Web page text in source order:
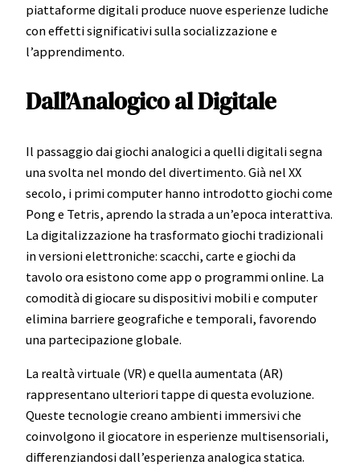
piattaforme digitali produce nuove esperienze ludiche
con effetti significativi sulla socializzazione e
l’apprendimento.
Dall’Analogico al Digitale
Il passaggio dai giochi analogici a quelli digitali segna
una svolta nel mondo del divertimento. Già nel XX
secolo, i primi computer hanno introdotto giochi come
Pong e Tetris, aprendo la strada a un’epoca interattiva.
La digitalizzazione ha trasformato giochi tradizionali
in versioni elettroniche: scacchi, carte e giochi da
tavolo ora esistono come app o programmi online. La
comodità di giocare su dispositivi mobili e computer
elimina barriere geografiche e temporali, favorendo
una partecipazione globale.
La realtà virtuale (VR) e quella aumentata (AR)
rappresentano ulteriori tappe di questa evoluzione.
Queste tecnologie creano ambienti immersivi che
coinvolgono il giocatore in esperienze multisensoriali,
differenziandosi dall’esperienza analogica statica.